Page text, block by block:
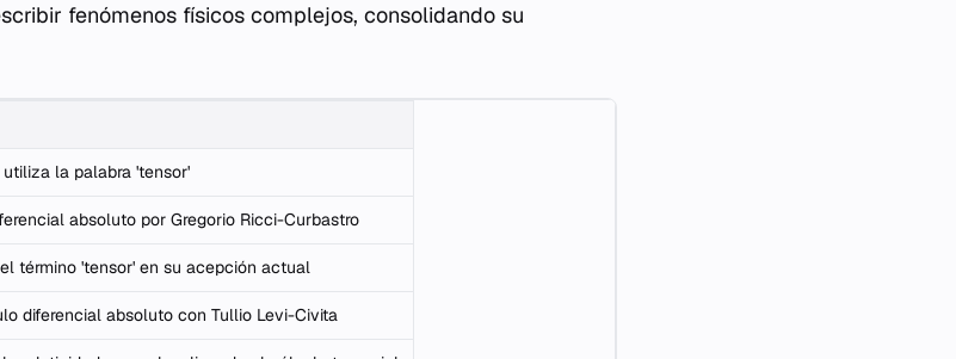
fenómenos físicos complejos, consolidando su
la palabra 'tensor'
absoluto por Gregorio Ricci-Curbastro
término 'tensor' en su acepción actual
diferencial absoluto con Tullio Levi-Civita